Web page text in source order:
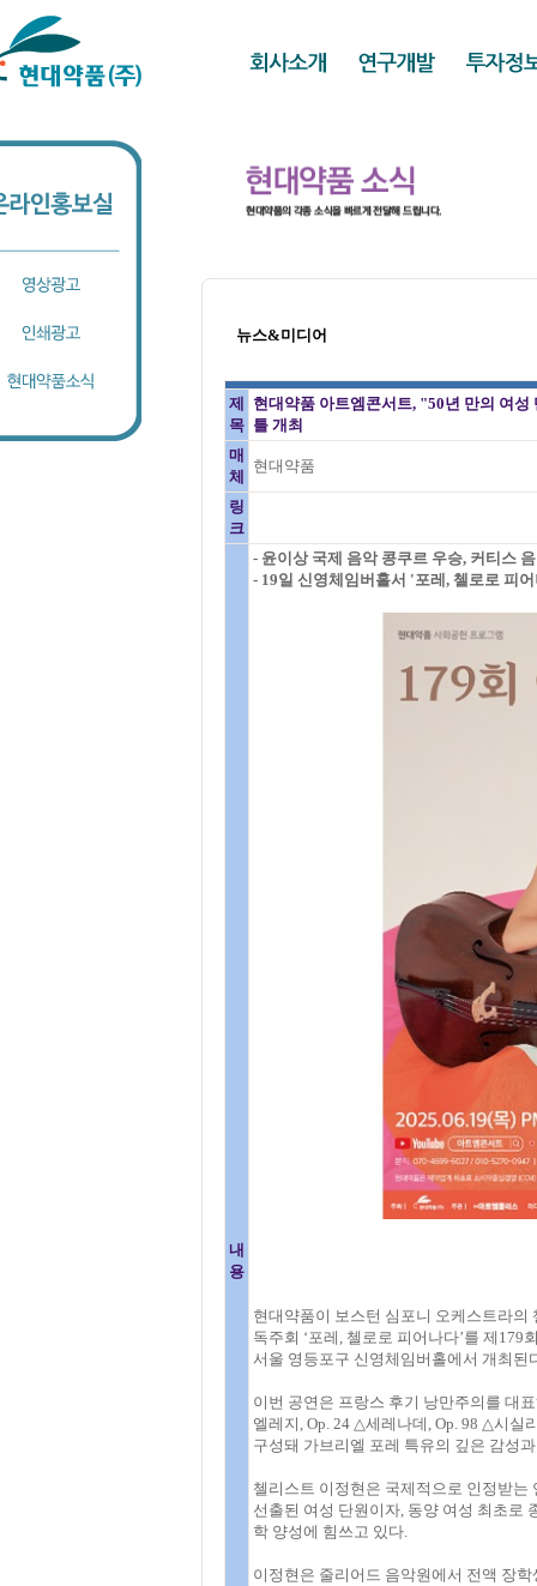
뉴스&미디어
제
목
현대약품 아트엠콘서트, "50년 만의 여
틀 개최
매
체
현대약품
링
크
내
용
- 윤이상 국제 음악 콩쿠르 우승, 커티스
- 19일 신영체임버홀서 '포레, 첼로로 피
현대약품이 보스턴 심포니 오케스트라
독주회 ‘포레, 첼로로 피어나다’를 제
서울 영등포구 신영체임버홀에서 개최된
이번 공연은 프랑스 후기 낭만주의를 대
엘레지, Op. 24 △세레나데, Op. 98 △시실
구성돼 가브리엘 포레 특유의 깊은 감성
첼리스트 이정현은 국제적으로 인정받는
선출된 여성 단원이자, 동양 여성 최초로
학 양성에 힘쓰고 있다.
이정현은 줄리어드 음악원에서 전액 장